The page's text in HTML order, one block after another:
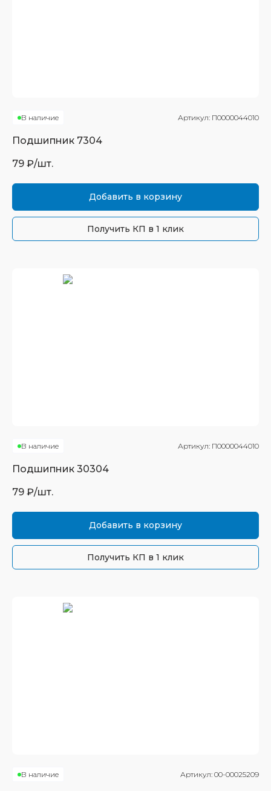
В наличие Артикул: П0000044010
Подшипник 7304
79 ₽/шт.
Добавить в корзину
Получить КП в 1 клик
В наличие Артикул: П0000044010
Подшипник 30304
79 ₽/шт.
Добавить в корзину
Получить КП в 1 клик
В наличие Артикул: 00-00025209